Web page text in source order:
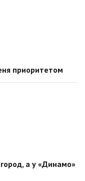
приоритетом
а у «Динамо»